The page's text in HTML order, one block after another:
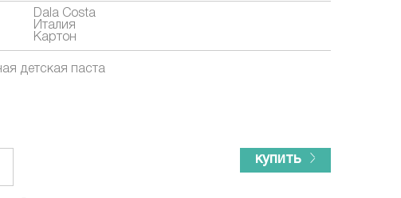
Dala Costa
Италия
Картон
детская паста
купить